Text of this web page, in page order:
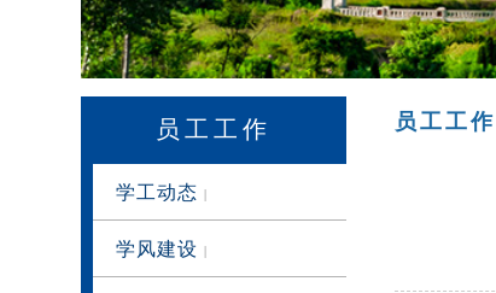
员工工作
学工动态 |
学风建设 |
员工工作